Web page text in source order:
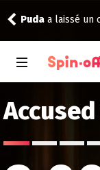
1.10 tomaa